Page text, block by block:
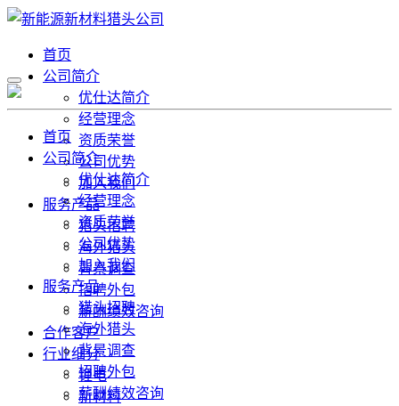
首页
公司简介
优仕达简介
经营理念
资质荣誉
公司优势
加入我们
服务产品
猎头招聘
海外猎头
背景调查
招聘外包
薪酬绩效咨询
合作客户
行业细分
锂电
新材料
首页
公司简介
优仕达简介
经营理念
资质荣誉
公司优势
加入我们
服务产品
猎头招聘
海外猎头
背景调查
招聘外包
薪酬绩效咨询